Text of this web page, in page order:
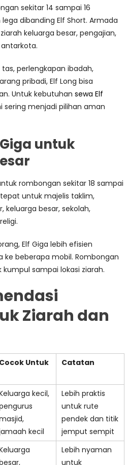
sekitar 14 sampai 16
dibanding Elf Short. Armada
keluarga besar, pengajian,
perlengkapan ibadah,
pribadi, Elf Long bisa
Untuk kebutuhansewa Elf
sering menjadi pilihan aman
untuk
rombongan sekitar 18 sampai
untuk majelis taklim,
keluarga besar, sekolah,
Elf Giga lebih efisien
beberapa mobil. Rombongan
sampai lokasi ziarah.
Ziarah dan
Cocok Untuk Catatan
kecil,
kecil
Lebih praktis
untuk rute
pendek dan titik
jemput sempit
Lebih nyaman
untuk